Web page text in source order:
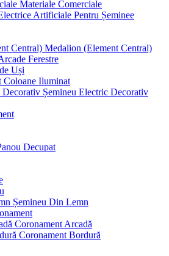
Materiale Comerciale
Pentru Șeminee
Medalion (Element Central)
Ferestre
Uși
Coloane Iluminat
Șemineu Electric Decorativ
Decupat
Șemineu Din Lemn
Coronament Arcadă
Coronament Bordură